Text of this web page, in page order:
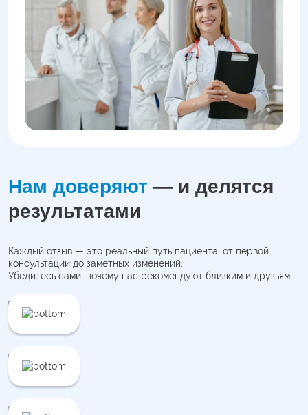
Нам доверяют — и делятся
результатами
Каждый отзыв — это реальный путь пациента: от первой
консультации до заметных изменений.
Убедитесь сами, почему нас рекомендуют близким и друзьям.